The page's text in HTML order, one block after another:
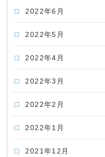
2022年6月
2022年5月
2022年4月
2022年3月
2022年2月
2022年1月
2021年12月